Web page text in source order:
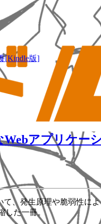
[Kindle版]
アプリケ
、発生原理や脆弱性に
した一冊。